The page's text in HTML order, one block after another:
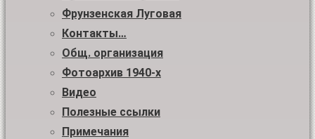
Фрунзенская Луговая
Контакты…
Общ. организация
Фотоархив 1940-х
Видео
Полезные ссылки
Примечания